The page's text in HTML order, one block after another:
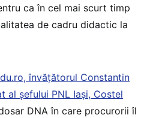
ca în cel mai scurt timp
de cadru didactic la
învățătorul Constantin
al șefului PNL Iași, Costel
DNA în care procurorii îl